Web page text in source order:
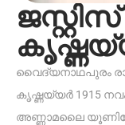
വൈദ്യനാഥപുരം
കൃഷ്ണയ്യർ 1915 നവം
അണ്ണാമലൈ